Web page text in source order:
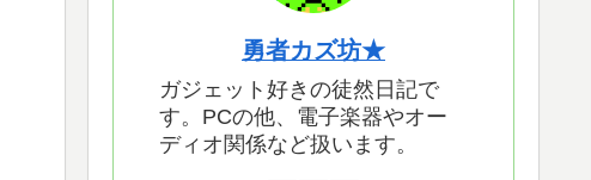
勇者カズ坊★
ガジェット好きの徒然日記で
す。PCの他、電子楽器やオー
ディオ関係など扱います。